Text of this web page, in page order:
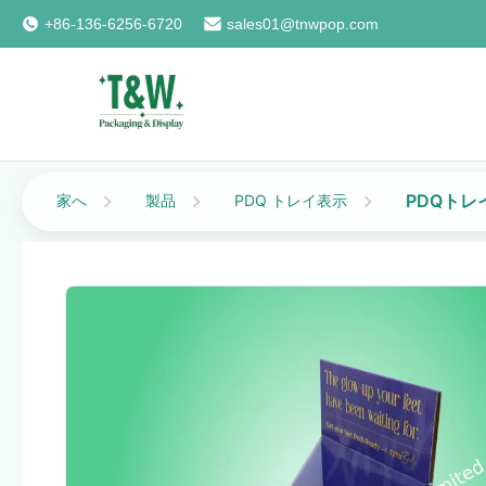
+86-136-6256-6720 sales01@tnwpop.com
家へ 製品 PDQ トレイ表示 PDQトレ